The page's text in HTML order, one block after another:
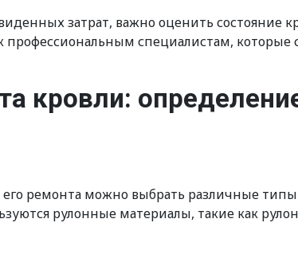
затрат, важно оценить состояние
специалистам, которые
кровли:
ремонта можно выбрать различные
рулонные материалы, такие как